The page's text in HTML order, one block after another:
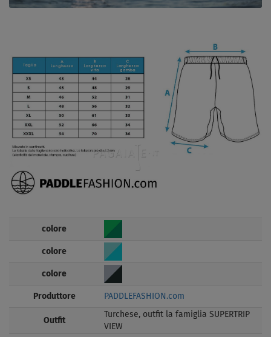
colore
colore
colore
Produttore PADDLEFASHION.com
Outfit
Turchese, outfit la famiglia SUPERTRIP
VIEW